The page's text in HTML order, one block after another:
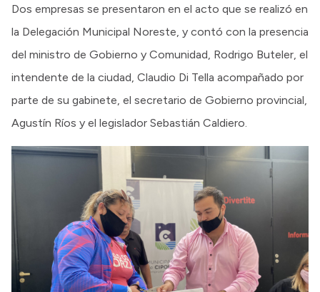
Dos empresas se presentaron en el acto que se realizó en
la Delegación Municipal Noreste, y contó con la presencia
del ministro de Gobierno y Comunidad, Rodrigo Buteler, el
intendente de la ciudad, Claudio Di Tella acompañado por
parte de su gabinete, el secretario de Gobierno provincial,
Agustín Ríos y el legislador Sebastián Caldiero.